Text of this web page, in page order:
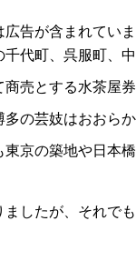
告が含まれていま
代町、呉服町、
売とする水茶屋
の芸妓はおおら
京の築地や日本
したが、それでも